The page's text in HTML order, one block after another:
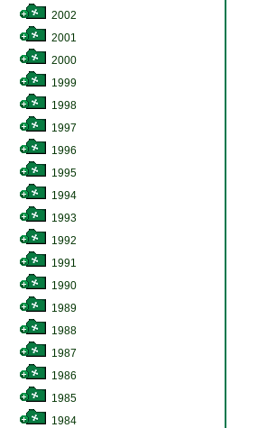
2002
2001
2000
1999
1998
1997
1996
1995
1994
1993
1992
1991
1990
1989
1988
1987
1986
1985
1984